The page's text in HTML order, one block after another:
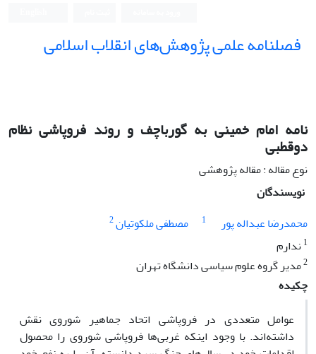
فصلنامه علمی پژوهش‌های انقلاب اسلامی
نامه امام خمینی به گورباچف و روند فروپاشی نظام
دوقطبی
نوع مقاله : مقاله پژوهشی
نویسندگان
محمدرضا عبداله پور
1 مصطفی ملکوتیان2
1ندارم
2مدیر گروه علوم سیاسی دانشگاه تهران
چکیده
عوامل متعددی در فروپاشی اتحاد جماهیر شوروی نقش
داشته‌‌اند. با وجود اینکه غربی‌ها فروپاشی شوروی را محصول